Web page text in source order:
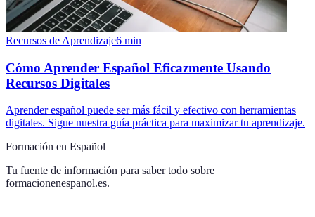
Recursos de Aprendizaje6 min
Cómo Aprender Español Eficazmente Usando
Recursos Digitales
Aprender español puede ser más fácil y efectivo con herramientas
digitales. Sigue nuestra guía práctica para maximizar tu aprendizaje.
Formación en Español
Tu fuente de información para saber todo sobre
formacionenespanol.es.